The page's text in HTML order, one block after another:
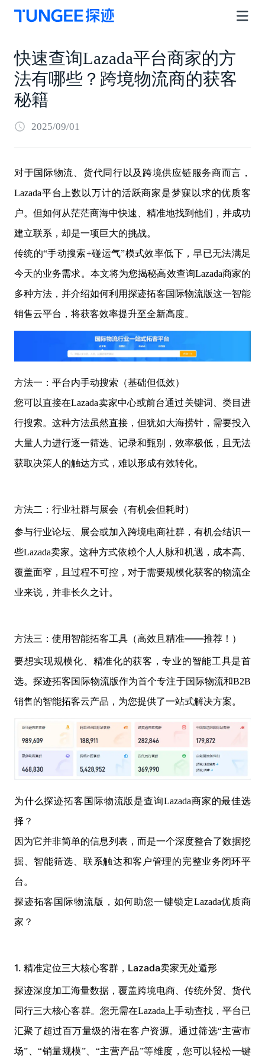
快速查询Lazada平台商家的方
法有哪些？跨境物流商的获客
秘籍
2025/09/01
对于国际物流、货代同行以及跨境供应链服务商而言，
Lazada平台上数以万计的活跃商家是梦寐以求的优质客
户。但如何从茫茫商海中快速、精准地找到他们，并成功
建立联系，却是一项巨大的挑战。
传统的“手动搜索+碰运气”模式效率低下，早已无法满足
今天的业务需求。本文将为您揭秘高效查询Lazada商家的
多种方法，并介绍如何利用探迹拓客国际物流版这一智能
销售云平台，将获客效率提升至全新高度。
方法一：平台内手动搜索（基础但低效）
您可以直接在Lazada卖家中心或前台通过关键词、类目进
行搜索。这种方法虽然直接，但犹如大海捞针，需要投入
大量人力进行逐一筛选、记录和甄别，效率极低，且无法
获取决策人的触达方式，难以形成有效转化。
方法二：行业社群与展会（有机会但耗时）
参与行业论坛、展会或加入跨境电商社群，有机会结识一
些Lazada卖家。这种方式依赖个人人脉和机遇，成本高、
覆盖面窄，且过程不可控，对于需要规模化获客的物流企
业来说，并非长久之计。
方法三：使用智能拓客工具（高效且精准——推荐！）
要想实现规模化、精准化的获客，专业的智能工具是首
选。探迹拓客国际物流版作为首个专注于国际物流和B2B
销售的智能拓客云产品，为您提供了一站式解决方案。
为什么探迹拓客国际物流版是查询Lazada商家的最佳选
择？
因为它并非简单的信息列表，而是一个深度整合了数据挖
掘、智能筛选、联系触达和客户管理的完整业务闭环平
台。
探迹拓客国际物流版，如何助您一键锁定Lazada优质商
家？
1. 精准定位三大核心客群，Lazada卖家无处遁形
探迹深度加工海量数据，覆盖跨境电商、传统外贸、货代
同行三大核心客群。您无需在Lazada上手动查找，平台已
汇聚了超过百万量级的潜在客户资源。通过筛选“主营市
场”、“销量规模”、“主营产品”等维度，您可以轻松一键